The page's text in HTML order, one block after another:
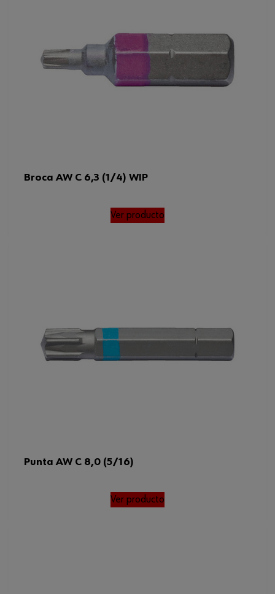
Broca AW C 6,3 (1/4) WIP
Ver producto
Punta AW C 8,0 (5/16)
Ver producto